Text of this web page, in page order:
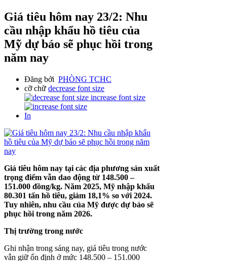
Giá tiêu hôm nay 23/2: Nhu
cầu nhập khẩu hồ tiêu của
Mỹ dự báo sẽ phục hồi trong
năm nay
Đăng bởi PHÒNG TCHC
cỡ chữ decrease font size
increase font size
In
Giá tiêu hôm nay tại các địa phương sản xuất
trọng điểm vẫn dao động từ 148.500 –
151.000 đồng/kg. Năm 2025, Mỹ nhập khẩu
80.301 tấn hồ tiêu, giảm 18,1% so với 2024.
Tuy nhiên, nhu cầu của Mỹ được dự báo sẽ
phục hồi trong năm 2026.
Thị trường trong nước
Ghi nhận trong sáng nay, giá tiêu trong nước
vẫn giữ ổn định ở mức 148.500 – 151.000